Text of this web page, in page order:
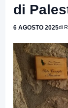
di
6 AGOSTO 2025di